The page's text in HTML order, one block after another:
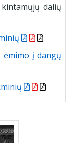
dalių
ėmimo į dangų